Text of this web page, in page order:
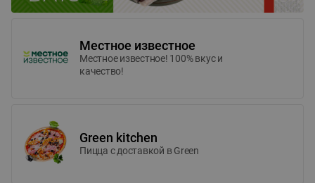
Местное известное
Местное известное! 100% вкус и
качество!
Green kitchen
Пицца c доставкой в Green